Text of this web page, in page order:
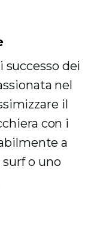
successo dei
nel
il
con i
a
o uno